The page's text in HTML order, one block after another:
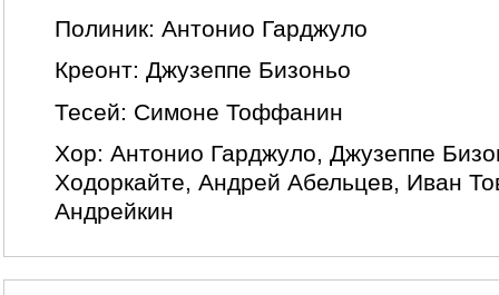
Полиник: Антонио Гарджуло
Креонт: Джузеппе Бизоньо
Тесей: Симоне Тоффанин
Хор: Антонио Гарджуло, Джузеппе
Ходоркайте, Андрей Абельцев, Иван
Андрейкин